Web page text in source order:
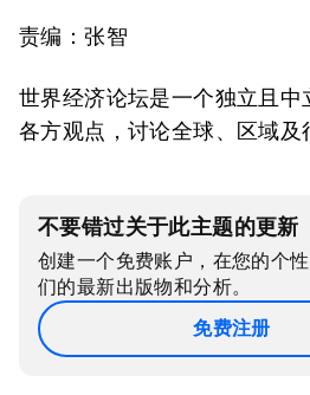
责编：张智
世界经济论坛是一个独立且中
各方观点，讨论全球、区域及
不要错过关于此主题的更新
创建一个免费账户，在您的个
们的最新出版物和分析。
免费注册